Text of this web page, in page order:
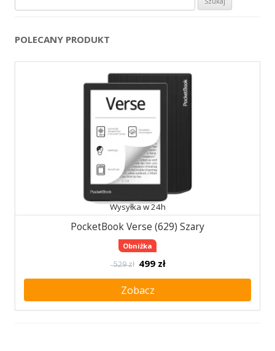
POLECANY PRODUKT
Wysyłka w 24h
PocketBook Verse (629) Szary
Obniżka
529 zł 499 zł
Zobacz